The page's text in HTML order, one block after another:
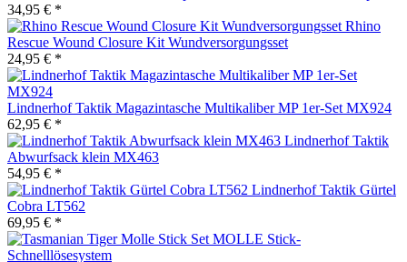
34,95 € *
Rhino
Rescue Wound Closure Kit Wundversorgungsset
24,95 € *
Lindnerhof Taktik Magazintasche Multikaliber MP 1er-Set MX924
62,95 € *
Lindnerhof Taktik
Abwurfsack klein MX463
54,95 € *
Lindnerhof Taktik Gürtel
Cobra LT562
69,95 € *